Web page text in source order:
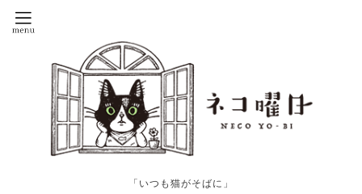
「いつも猫がそばに」